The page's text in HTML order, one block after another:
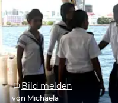
Bild melden
von Michaela